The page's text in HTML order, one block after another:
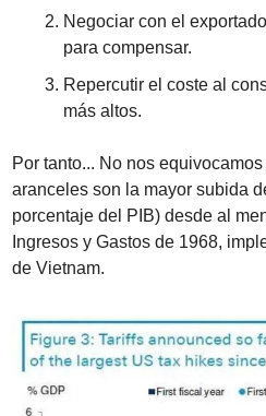
Negociar con el
para compensar.
Repercutir el coste al
más altos.
Por tanto... No nos
aranceles son la mayor subida
porcentaje del PIB) desde al
Ingresos y Gastos de 1968,
de Vietnam.